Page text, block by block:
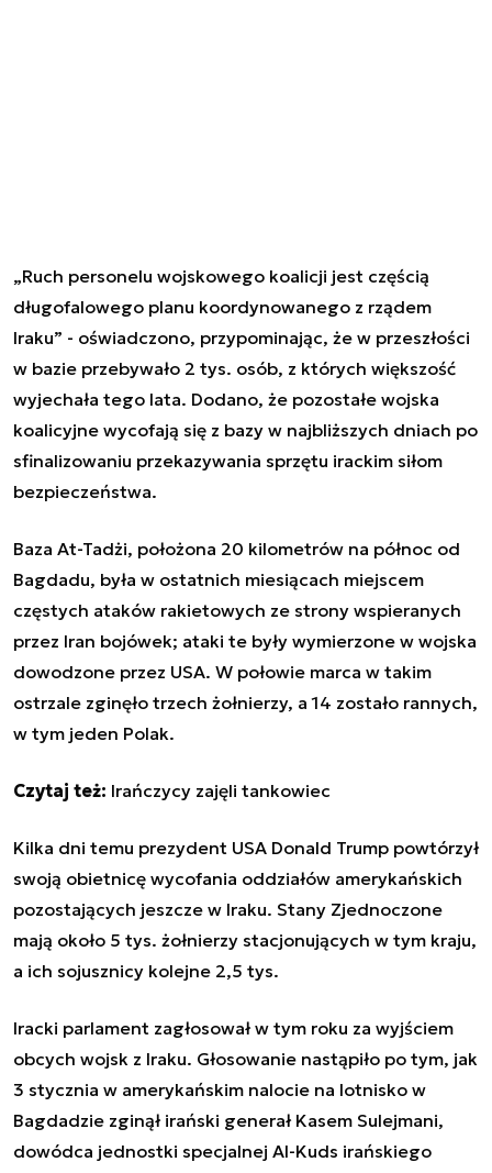
„Ruch personelu wojskowego koalicji jest częścią
długofalowego planu koordynowanego z rządem
Iraku” - oświadczono, przypominając, że w przeszłości
w bazie przebywało 2 tys. osób, z których większość
wyjechała tego lata. Dodano, że pozostałe wojska
koalicyjne wycofają się z bazy w najbliższych dniach po
sfinalizowaniu przekazywania sprzętu irackim siłom
bezpieczeństwa.
Baza At-Tadżi, położona 20 kilometrów na północ od
Bagdadu, była w ostatnich miesiącach miejscem
częstych ataków rakietowych ze strony wspieranych
przez Iran bojówek; ataki te były wymierzone w wojska
dowodzone przez USA. W połowie marca w takim
ostrzale zginęło trzech żołnierzy, a 14 zostało rannych,
w tym jeden Polak.
Czytaj też: Irańczycy zajęli tankowiec
Kilka dni temu prezydent USA Donald Trump powtórzył
swoją obietnicę wycofania oddziałów amerykańskich
pozostających jeszcze w Iraku. Stany Zjednoczone
mają około 5 tys. żołnierzy stacjonujących w tym kraju,
a ich sojusznicy kolejne 2,5 tys.
Iracki parlament zagłosował w tym roku za wyjściem
obcych wojsk z Iraku. Głosowanie nastąpiło po tym, jak
3 stycznia w amerykańskim nalocie na lotnisko w
Bagdadzie zginął irański generał Kasem Sulejmani,
dowódca jednostki specjalnej Al-Kuds irańskiego